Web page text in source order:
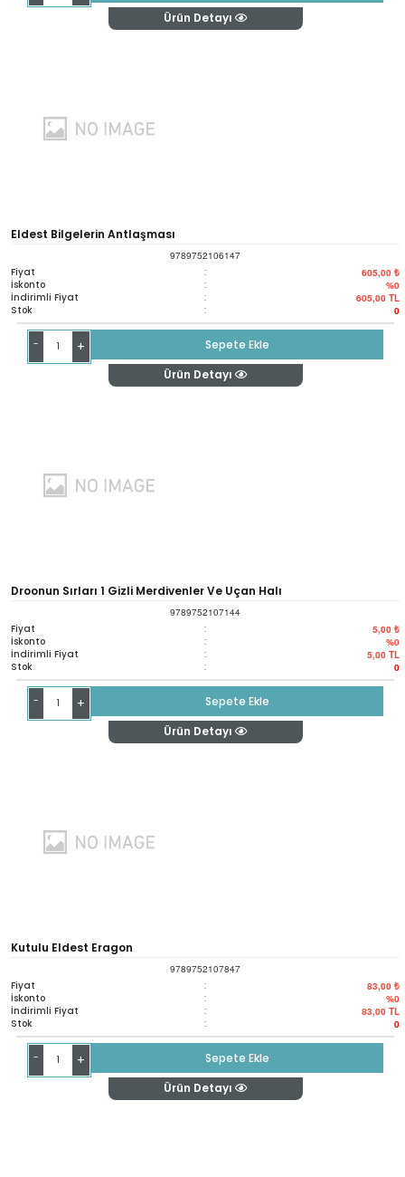
Ürün Detayı
Eldest Bilgelerin Antlaşması
9789752106147
Fiyat : 605,00 ₺
İskonto : %0
İndirimli Fiyat : 605,00 TL
Stok : 0
- +
Sepete Ekle
Ürün Detayı
Droonun Sırları 1 Gizli Merdivenler Ve Uçan Halı
9789752107144
Fiyat : 5,00 ₺
İskonto : %0
İndirimli Fiyat : 5,00 TL
Stok : 0
- +
Sepete Ekle
Ürün Detayı
Kutulu Eldest Eragon
9789752107847
Fiyat : 83,00 ₺
İskonto : %0
İndirimli Fiyat : 83,00 TL
Stok : 0
- +
Sepete Ekle
Ürün Detayı